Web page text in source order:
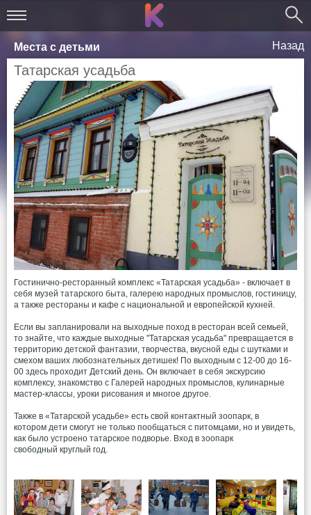
Места с детьми Назад
Татарская усадьба
Гостинично-ресторанный комплекс «Татарская усадьба» - включает в
себя музей татарского быта, галерею народных промыслов, гостиницу,
а также рестораны и кафе с национальной и европейской кухней.
Если вы запланировали на выходные поход в ресторан всей семьей,
то знайте, что каждые выходные "Татарская усадьба" превращается в
территорию детской фантазии, творчества, вкусной еды с шутками и
смехом ваших любознательных детишек! По выходным с 12-00 до 16-
00 здесь проходит Детский день. Он включает в себя экскурсию
комплексу, знакомство с Галерей народных промыслов, кулинарные
мастер-классы, уроки рисования и многое другое.
Также в «Татарской усадьбе» есть свой контактный зоопарк, в
котором дети смогут не только пообщаться с питомцами, но и увидеть,
как было устроено татарское подворье. Вход в зоопарк
свободный круглый год.